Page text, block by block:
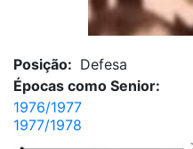
Posição: Defesa
Épocas como Senior:
1976/1977
1977/1978